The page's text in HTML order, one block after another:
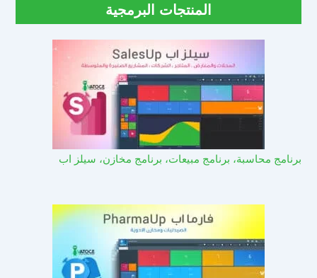
المنتجات البرمجية
برنامج محاسبة، برنامج مبيعات، برنامج مخازن، سيلز اب